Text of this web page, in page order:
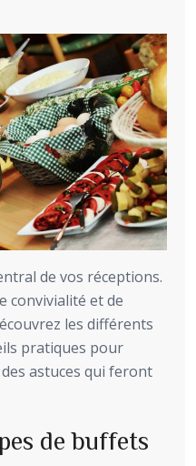
de vos réceptions.
convivialité et de
les différents
pratiques pour
astuces qui feront
de buffets